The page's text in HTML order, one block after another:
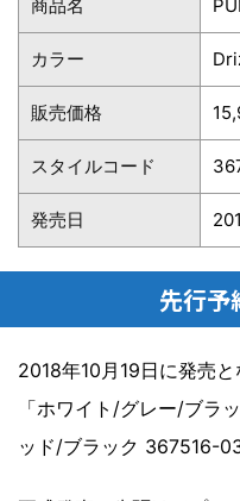
商品名
カラー
販売価格
スタイルコード
発売日
先行予
2018年10月19日に発売
「ホワイト/グレー/ブラ
ッド/ブラック 367516-03